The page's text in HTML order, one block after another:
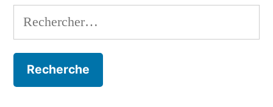
Rechercher :